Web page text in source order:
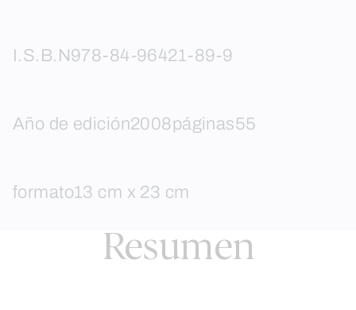
I.S.B.N978-84-96421-89-9
Año de edición2008páginas55
formato13 cm x 23 cm
Resumen